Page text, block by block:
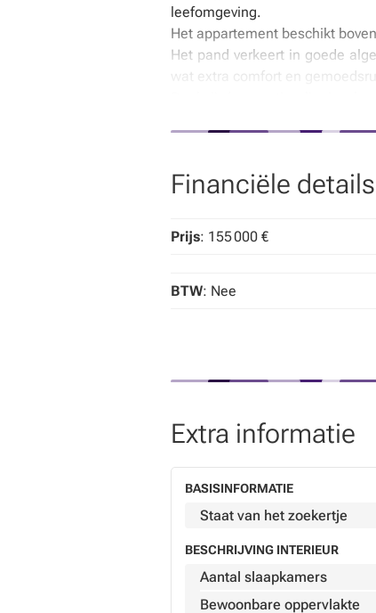
leefomgeving.
Het appartement beschikt
Het pand verkeert in goede
wat extra comfort en
wettelijke, vrije en autonome
Financiële details
Prijs: 155 000 €
BTW: Nee
Extra informatie
BASISINFORMATIE
Staat van het zoekertje
BESCHRIJVING INTERIEUR
Aantal slaapkamers
Bewoonbare oppervlakte